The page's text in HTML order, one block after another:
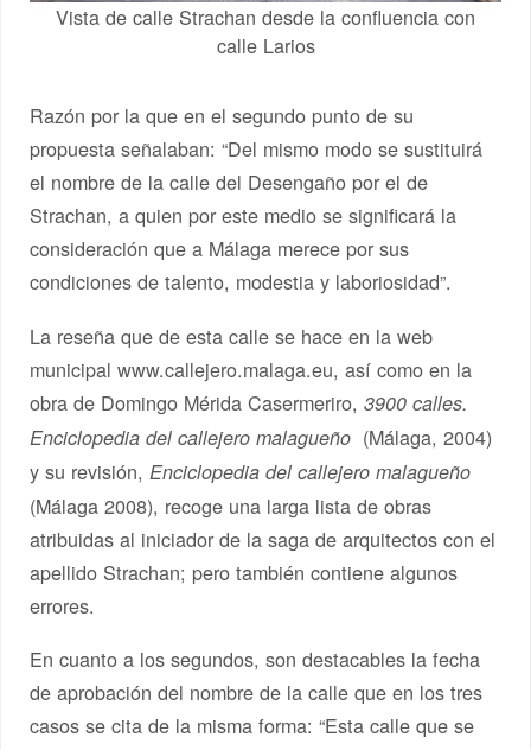
Vista de calle Strachan desde la confluencia con
calle Larios
Razón por la que en el segundo punto de su
propuesta señalaban: “Del mismo modo se sustituirá
el nombre de la calle del Desengaño por el de
Strachan, a quien por este medio se significará la
consideración que a Málaga merece por sus
condiciones de talento, modestia y laboriosidad”.
La reseña que de esta calle se hace en la web
municipal www.callejero.malaga.eu, así como en la
obra de Domingo Mérida Casermeriro,3900 calles.
Enciclopedia del callejero malagueño (Málaga, 2004)
y su revisión, Enciclopedia del callejero malagueño
(Málaga 2008), recoge una larga lista de obras
atribuidas al iniciador de la saga de arquitectos con el
apellido Strachan; pero también contiene algunos
errores.
En cuanto a los segundos, son destacables la fecha
de aprobación del nombre de la calle que en los tres
casos se cita de la misma forma: “Esta calle que se